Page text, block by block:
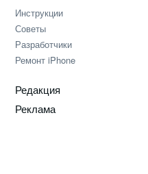
Инструкции
Советы
Разработчики
Ремонт iPhone
Редакция
Реклама